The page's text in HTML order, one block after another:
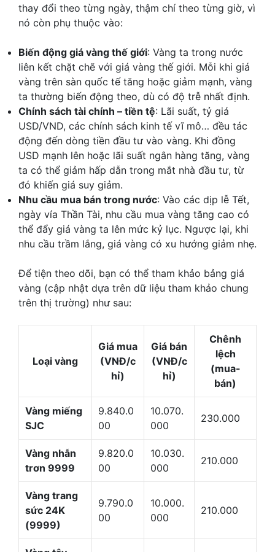
thay đổi theo từng ngày, thậm chí theo từng giờ, vì
nó còn phụ thuộc vào:
Biến động giá vàng thế giới: Vàng ta trong nước
liên kết chặt chẽ với giá vàng thế giới. Mỗi khi giá
vàng trên sàn quốc tế tăng hoặc giảm mạnh, vàng
ta thường biến động theo, dù có độ trễ nhất định.
Chính sách tài chính – tiền tệ: Lãi suất, tỷ giá
USD/VND, các chính sách kinh tế vĩ mô… đều tác
động đến dòng tiền đầu tư vào vàng. Khi đồng
USD mạnh lên hoặc lãi suất ngân hàng tăng, vàng
ta có thể giảm hấp dẫn trong mắt nhà đầu tư, từ
đó khiến giá suy giảm.
Nhu cầu mua bán trong nước: Vào các dịp lễ Tết,
ngày vía Thần Tài, nhu cầu mua vàng tăng cao có
thể đẩy giá vàng ta lên mức kỷ lục. Ngược lại, khi
nhu cầu trầm lắng, giá vàng có xu hướng giảm nhẹ.
Để tiện theo dõi, bạn có thể tham khảo bảng giá
vàng (cập nhật dựa trên dữ liệu tham khảo chung
trên thị trường) như sau:
Loại vàng
Giá mua
(VNĐ/c
hỉ)
Giá bán
(VNĐ/c
hỉ)
Chênh
lệch
(mua-
bán)
Vàng miếng
SJC
9.840.0
00
10.070.
000
230.000
Vàng nhẫn
trơn 9999
9.820.0
00
10.030.
000
210.000
Vàng trang
sức 24K
(9999)
9.790.0
00
10.000.
000
210.000